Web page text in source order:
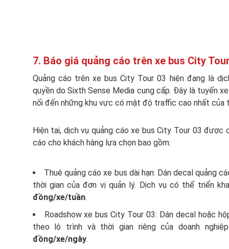
7. Báo giá quảng cáo trên xe bus City
Quảng cáo trên xe bus City Tour 03 hiện đang là
quyền do Sixth Sense Media cung cấp. Đây là tuyến
nối đến những khu vực có mật độ traffic cao nhất của
Hiện tại, dịch vụ quảng cáo xe bus City Tour 03
cáo cho khách hàng lựa chọn bao gồm:
Thuê quảng cáo xe bus dài hạn: Dán decal quảng
thời gian của đơn vị quản lý. Dịch vụ có thể triển
đồng/xe/tuần.
Roadshow xe bus City Tour 03: Dán decal hoặc
theo lộ trình và thời gian riêng của doanh
đồng/xe/ngày.